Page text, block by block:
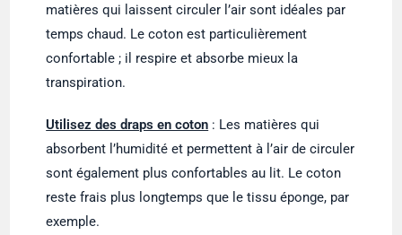
matières qui laissent circuler l’air sont idéales par
temps chaud. Le coton est particulièrement
confortable ; il respire et absorbe mieux la
transpiration.
Utilisez des draps en coton : Les matières qui
absorbent l’humidité et permettent à l’air de circuler
sont également plus confortables au lit. Le coton
reste frais plus longtemps que le tissu éponge, par
exemple.